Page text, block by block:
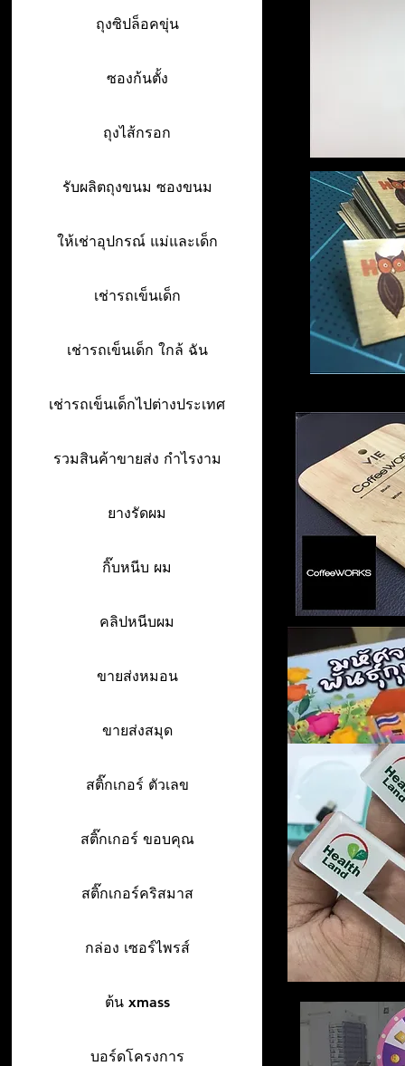
ถุงซิปล็อคขุ่น
ซองก้นตั้ง
ถุงไส้กรอก
รับผลิตถุงขนม ซองขนม
ให้เช่าอุปกรณ์ แม่และเด็ก
เช่ารถเข็นเด็ก
เช่ารถเข็นเด็ก ใกล้ ฉัน
เช่ารถเข็นเด็กไปต่างประเทศ
รวมสินค้าขายส่ง กำไรงาม
ยางรัดผม
กิ๊บหนีบ ผม
คลิปหนีบผม
ขายส่งหมอน
ขายส่งสมุด
สติ๊กเกอร์ ตัวเลข
สติ๊กเกอร์ ขอบคุณ
สติ๊กเกอร์คริสมาส
กล่อง เซอร์ไพรส์
ต้น xmass
บอร์ดโครงการ